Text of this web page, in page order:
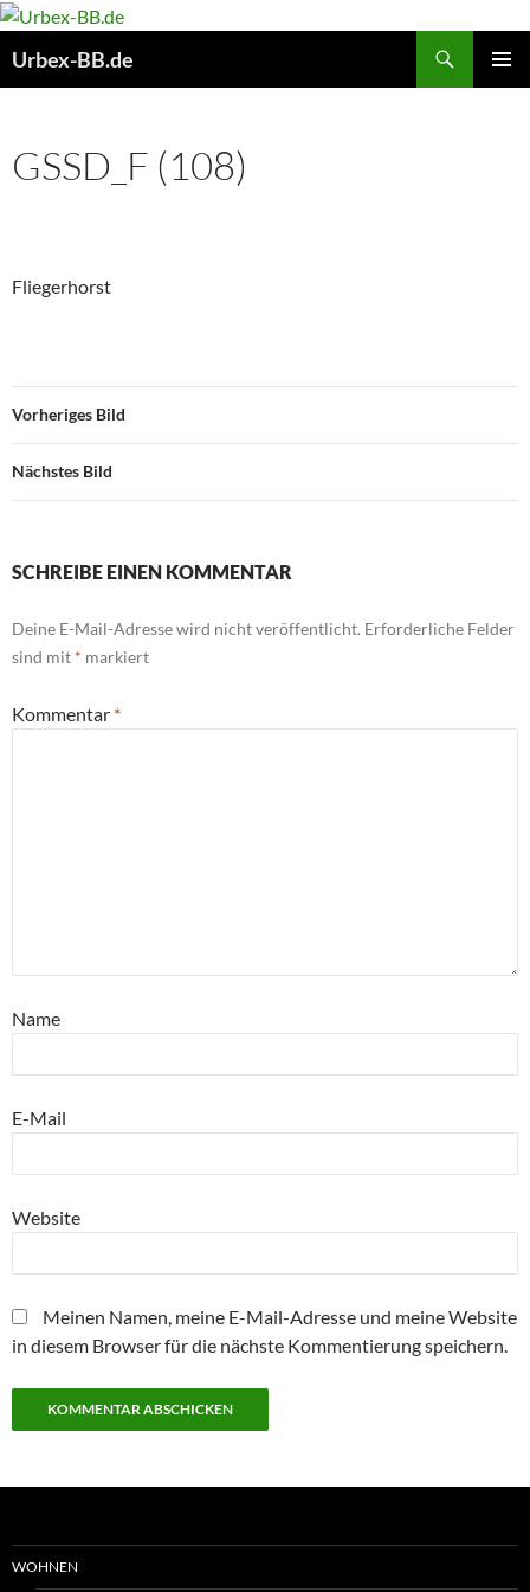
Urbex-BB.de
GSSD_F (108)
Fliegerhorst
Vorheriges Bild
Nächstes Bild
SCHREIBE EINEN KOMMENTAR
Deine E-Mail-Adresse wird nicht veröffentlicht. Erforderliche Felder
sind mit * markiert
Kommentar *
Name
E-Mail
Website
Meinen Namen, meine E-Mail-Adresse und meine Website
in diesem Browser für die nächste Kommentierung speichern.
WOHNEN